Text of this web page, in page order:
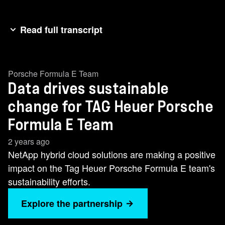
Read full transcript
师留在运营室中、同时 仍然在运营室中做出关键
决策、因为 现在连接和数据传输更加可靠、速度
更快。 现在、我们真正处于边缘 、并尝试利用现
代 云和混合云技术 在赛车运动领域取得更大成
功。 借助NetApp BlueXP 、我们可以 通过一个漂
亮且易于使用的管理界面在一个位置管理整个解
决方案、 因此、它不仅易于应用、而且 现在赛道
上负责运营的人员也可以轻松使用。 我叫
Friedann Kurz、是 保时捷赛车运动的I.T.主管。
Porsche Formula E Team
Data drives sustainable
change for TAG Heuer Porsche
Formula E Team
2 years ago
NetApp hybrid cloud solutions are making a positive
impact on the Tag Heuer Porsche Formula E team's
sustainability efforts.
Explore the partnership